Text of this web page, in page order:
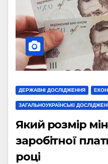
ДЕРЖАВНІ ДОСЛІДЖЕННЯ
ЗАГАЛЬНОУКРАЇНСЬКІ
Який розмір
заробітної
році